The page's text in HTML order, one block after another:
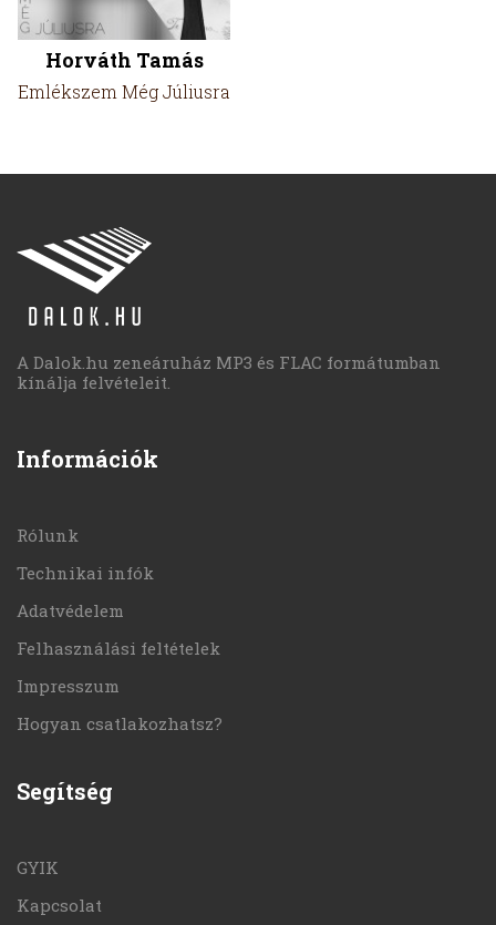
Horváth Tamás
Emlékszem Még Júliusra
A Dalok.hu zeneáruház MP3 és FLAC formátumban
kínálja felvételeit.
Információk
Rólunk
Technikai infók
Adatvédelem
Felhasználási feltételek
Impresszum
Hogyan csatlakozhatsz?
Segítség
GYIK
Kapcsolat